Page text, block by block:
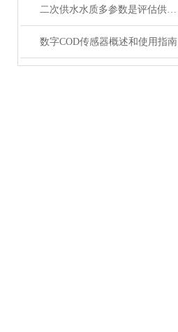
二次供水水质多参数是评估供水安全的关键指标
数字COD传感器概述和使用指南